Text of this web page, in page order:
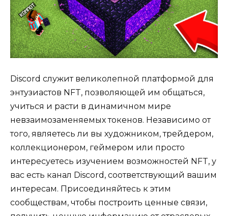
Discord служит великолепной платформой для
энтузиастов NFT, позволяющей им общаться,
учиться и расти в динамичном мире
невзаимозаменяемых токенов. Независимо от
того, являетесь ли вы художником, трейдером,
коллекционером, геймером или просто
интересуетесь изучением возможностей NFT, у
вас есть канал Discord, соответствующий вашим
интересам. Присоединяйтесь к этим
сообществам, чтобы построить ценные связи,